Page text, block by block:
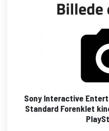
Sony Interactive
Standard Forenklet